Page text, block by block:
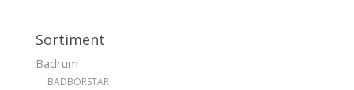
Sortiment
Badrum
BADBORSTAR